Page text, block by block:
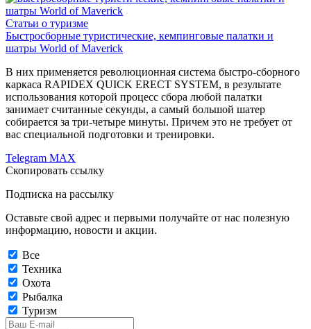
Статьи о туризме
Быстросборные туристические, кемпинговые палатки и
шатры World of Maverick
В них применяется революционная система быстро-сборного
каркаса RAPIDEX QUICK ERECT SYSTEM, в результате
использования которой процесс сбора любой палатки
занимает считанные секунды, а самый большой шатер
собирается за три-четыре минуты. Причем это не требует от
вас специальной подготовки и тренировки.
Telegram MAX
Скопировать ссылку
Подписка на рассылку
Оставьте свой адрес и первыми получайте от нас полезную
информацию, новости и акции.
Все
Техника
Охота
Рыбалка
Туризм